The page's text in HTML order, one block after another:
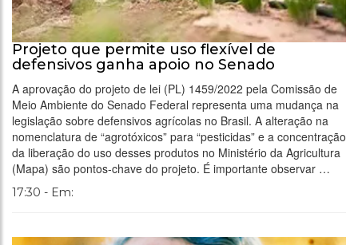
Projeto que permite uso flexível de
defensivos ganha apoio no Senado
A aprovação do projeto de lei (PL) 1459/2022 pela Comissão de
Meio Ambiente do Senado Federal representa uma mudança na
legislação sobre defensivos agrícolas no Brasil. A alteração na
nomenclatura de “agrotóxicos” para “pesticidas” e a concentração
da liberação do uso desses produtos no Ministério da Agricultura
(Mapa) são pontos-chave do projeto. É importante observar …
17:30 - Em: